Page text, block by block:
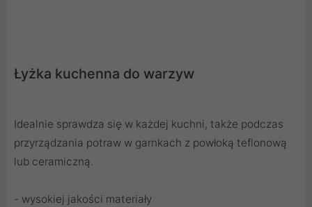
Łyżka kuchenna do warzyw
Idealnie sprawdza się w każdej kuchni, także podczas
przyrządzania potraw w garnkach z powłoką teflonową
lub ceramiczną.
- wysokiej jakości materiały